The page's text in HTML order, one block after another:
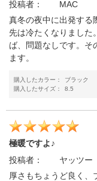
投稿者：
MAC
真冬の夜中に出発する
先は冷たくなりました
ば、問題なしです。そ
ます。
購入したカラー：
ブラック
購入したサイズ：
8.5
極暖ですよ♪
投稿者：
ヤッツー
厚さもちょうど良く、